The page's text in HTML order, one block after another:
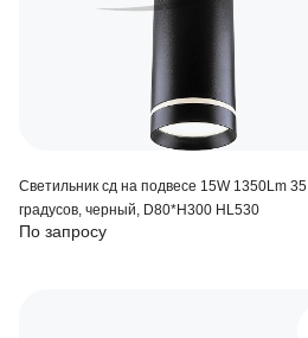
Светильник сд на подвесе 15W 1350Lm 35
градусов, черный, D80*H300 HL530
По запросу